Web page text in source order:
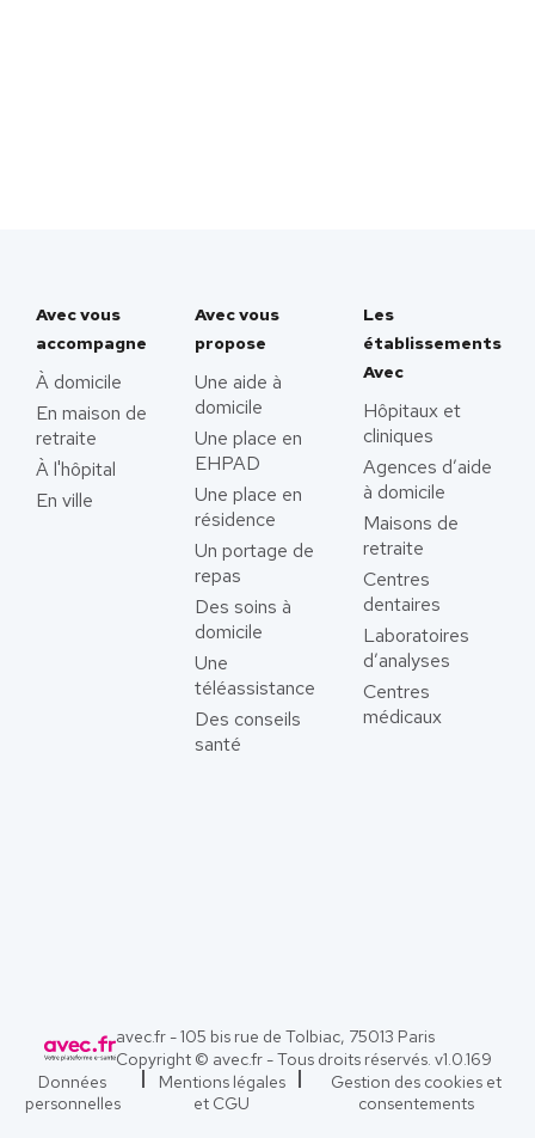
Avec vous
accompagne
À domicile
En maison de
retraite
À l'hôpital
En ville
Avec vous
propose
Une aide à
domicile
Une place en
EHPAD
Une place en
résidence
Un portage de
repas
Des soins à
domicile
Une
téléassistance
Des conseils
santé
Les
établissements
Avec
Hôpitaux et
cliniques
Agences d’aide
à domicile
Maisons de
retraite
Centres
dentaires
Laboratoires
d’analyses
Centres
médicaux
avec.fr - 105 bis rue de Tolbiac, 75013 Paris
Copyright © avec.fr - Tous droits réservés. v1.0.169
Données
personnelles
Mentions légales
et CGU
Gestion des cookies et
consentements